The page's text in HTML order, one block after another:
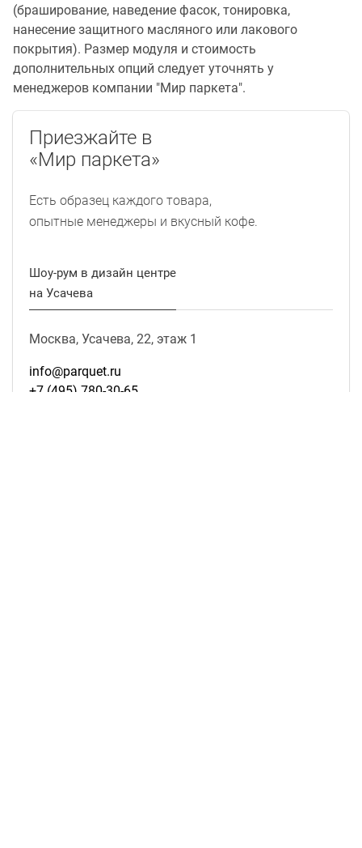
(браширование, наведение фасок, тонировка,
нанесение защитного масляного или лакового
покрытия). Размер модуля и стоимость
дополнительных опций следует уточнять у
менеджеров компании "Мир паркета".
Приезжайте в
«Мир паркета»
Есть образец каждого товара,
опытные менеджеры и вкусный кофе.
Шоу-рум в дизайн центре
на Усачева
Москва, Усачева, 22, этаж 1
info@parquet.ru
+7 (495) 780-30-65